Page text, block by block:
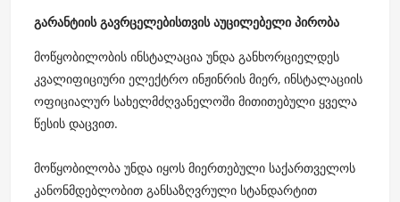
გარანტიის გავრცელებისთვის აუცილებელი პირობა
მოწყობილობის ინსტალაცია უნდა განხორციელდეს
კვალიფიციური ელექტრო ინჟინრის მიერ, ინსტალაციის
ოფიციალურ სახელმძღვანელოში მითითებული ყველა
წესის დაცვით.
მოწყობილობა უნდა იყოს მიერთებული საქართველოს
კანონმდებლობით განსაზღვრული სტანდარტით